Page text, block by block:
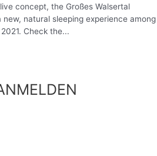
concept, the Großes Walsertal
new, natural sleeping experience among
Check the...